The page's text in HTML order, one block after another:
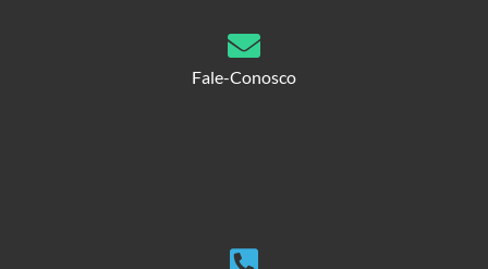
Fale-Conosco